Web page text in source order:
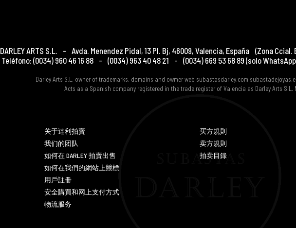
DARLEY ARTS S.L. - Avda. Menendez Pidal, 13 Pl. Bj, 46009, Valencia, España (Zona Ccial.
Teléfono: (0034) 960 46 16 88 - (0034) 963 40 48 21 - (0034) 669 53 68 89 (solo
Darley Arts S.L. owner of trademarks, domains and owmer web subastasdarley.com
Acts as a Spanish company registered in the trade register of Valencia as Darley Arts S.L.
关于達利拍賣
我们的团队
如何在 DARLEY 拍賣出售
如何在我們的網站上競標
用戶註冊
安全購買和网上支付方式
物流服务
买方規則
卖方規則
拍卖目錄